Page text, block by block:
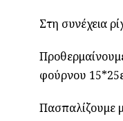
Στη συνέχεια
φούρνου
Πασπαλίζουμε